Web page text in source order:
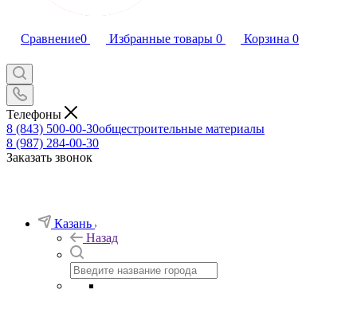
Сравнение0 Избранные товары 0 Корзина 0
Телефоны
8 (843) 500-00-30общестроительные материалы
8 (987) 284-00-30
Заказать звонок
Казань
Назад